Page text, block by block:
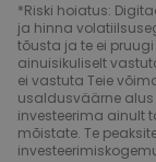
*Riski hoiatus:
ja hinna
tõusta ja te ei
ainuisikuliselt
ei vastuta Teie
usaldusväärne alus
investeerima ainult
mõistate. Te